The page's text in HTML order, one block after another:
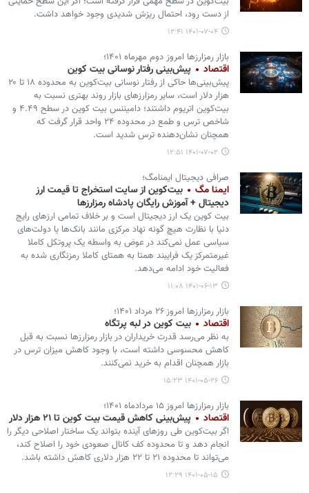
از دست رود، احتمال ریزش شدیدی وجود خواهد داشت.
۱۴۰۱-۰۷-۰۴ ۱۲:۴۱
بازار رمزارزها امروز دوم مهرماه ۱۴۰۱؛
اقتصاد پیش‌بینی رفتار نوسانی بیت کوین
پیش‌بینی‌ها حاکی از رفتار نوسانی بیت‌کوین به محدوده ۱۸ تا ۲۰
هزار دلار است، سایر رمزارزهای بازار روند بهتری نسبت به
بیت‌کوین اتریوم داشتند؛ دامیننس بیت کوین در سطح ۴.۴۹ و
شاخص ترس و طمع در محدوده ۲۴ واحد قرار گرفت که
همچنان نشان‌دهنده ترس شدید است.
۱۴۰۱-۰۷-۰۲ ۱۲:۵۱
صرافی دیجیتال ایمنامگ؛
ایمنا مگ
بیت‌کوین از سایت استخراج تا قیمت ارز
دیجیتال + آموزش رایگان پادشاه رمزارزها
بیت کوین یک ارز دیجیتال است و بر خلاف تمامی ارزهای رایج
دنیا با نظارت هیچ گونه نهاد مرکزی مانند بانک‌ها یا دولت‌های
سیاسی عمل نمی‌کند در عوض به واسطه یک پروتکل کاملا
غیرمتمرکز یک فرایبند همتا به همتای کاملا رمزنگاری شده به
فعالیت خود ادامه می‌دهد.
۱۴۰۱-۰۶-۱۳ ۱۱:۰۸
بازار رمزارزها امروز ۲۶ مرداد ۱۴۰۱؛
اقتصاد بیت کوین در لبه پرتگاه
به نظر می‌رسد قدرت خریداران در بازار رمزارزها نسبت به قبل
کاهش محسوسی داشته است، با وجود کاهش میزان ترس در
بازار همچنان اقدام به خرید نمی‌کنند.
۱۴۰۱-۰۵-۲۶ ۱۵:۲۳
بازار رمزارزها امروز ۱۵ مردادماه ۱۴۰۱؛
اقتصاد پیش‌بینی کاهش قیمت بیت کوین تا ۲۱ هزار دلار
اگر بیت‌کوین طی روزهای آینده بتواند یک ساختار اصلاحی دیگر را
انجام دهد و تا محدوده کف کانال صعودی خود را اصلاح کند،
می‌تواند تا محدوده ۲۱ تا ۲۲ هزار دلاری کاهش داشته باشد.
۱۴۰۱-۰۵-۱۵ ۱۲:۲۹